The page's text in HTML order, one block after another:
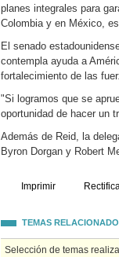
planes integrales para
Colombia y en México,
El senado
contempla ayuda a
fortalecimiento de las
"Si logramos que se
oportunidad de hacer un
Además de Reid, la
Byron Dorgan y Robert
Imprimir
TEMAS
Selección de temas